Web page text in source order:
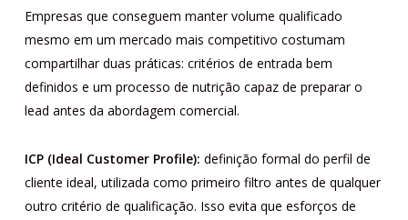
Empresas que conseguem manter volume qualificado
mesmo em um mercado mais competitivo costumam
compartilhar duas práticas: critérios de entrada bem
definidos e um processo de nutrição capaz de preparar o
lead antes da abordagem comercial.
ICP (Ideal Customer Profile): definição formal do perfil de
cliente ideal, utilizada como primeiro filtro antes de qualquer
outro critério de qualificação. Isso evita que esforços de